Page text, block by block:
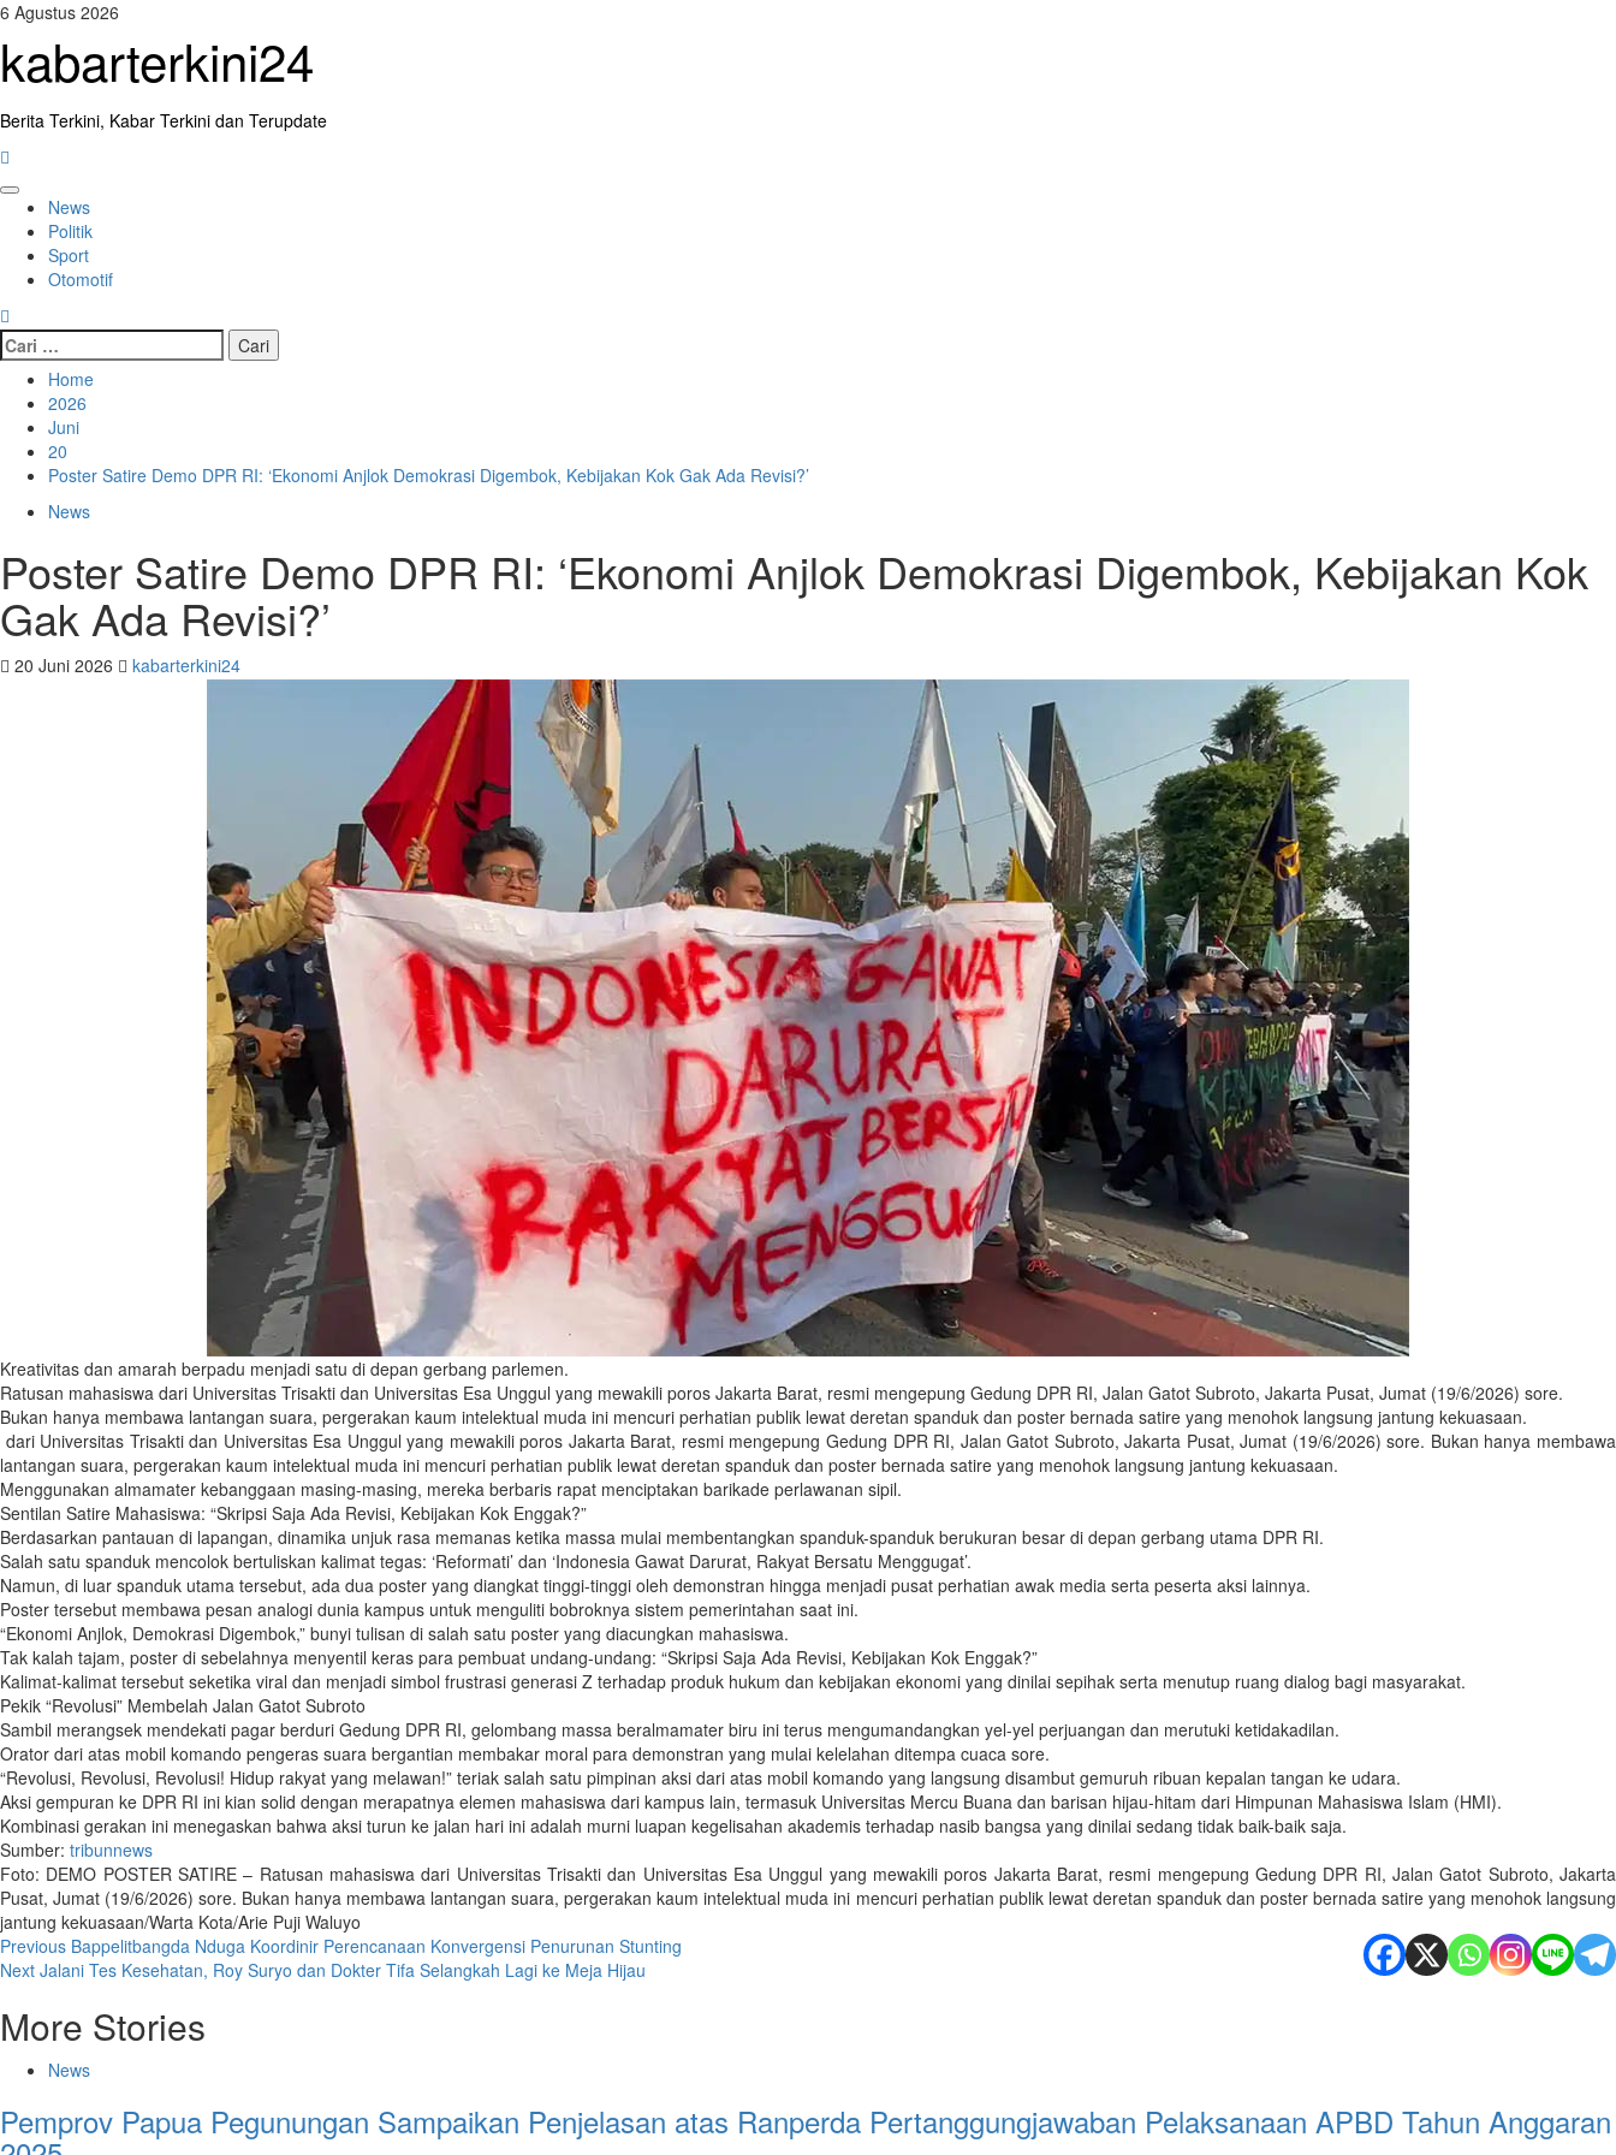
Skip
content
6 Agustus 2026
kabarterkini24
Berita Terkini, Kabar Terkini dan Terupdate
Primary
Menu
News
Politik
Sport
Otomotif
Cari
untuk:
Home
2026
Juni
20
Poster Satire Demo DPR RI: ‘Ekonomi Anjlok Demokrasi Digembok, Kebijakan Kok Gak Ada Revisi?’
News
Poster Satire Demo DPR RI: ‘Ekonomi Anjlok Demokrasi Digembok, Kebijakan Kok
Gak Ada Revisi?’
20 Juni 2026 kabarterkini24
Kreativitas dan amarah berpadu menjadi satu di depan gerbang parlemen.
Ratusan mahasiswa dari Universitas Trisakti dan Universitas Esa Unggul yang mewakili poros Jakarta Barat, resmi mengepung Gedung DPR RI, Jalan Gatot Subroto, Jakarta Pusat, Jumat (19/6/2026) sore.
Bukan hanya membawa lantangan suara, pergerakan kaum intelektual muda ini mencuri perhatian publik lewat deretan spanduk dan poster bernada satire yang menohok langsung jantung kekuasaan.
dari Universitas Trisakti dan Universitas Esa Unggul yang mewakili poros Jakarta Barat, resmi mengepung Gedung DPR RI, Jalan Gatot Subroto, Jakarta Pusat, Jumat (19/6/2026) sore. Bukan hanya membawa
lantangan suara, pergerakan kaum intelektual muda ini mencuri perhatian publik lewat deretan spanduk dan poster bernada satire yang menohok langsung jantung kekuasaan.
Menggunakan almamater kebanggaan masing-masing, mereka berbaris rapat menciptakan barikade perlawanan sipil.
Sentilan Satire Mahasiswa: “Skripsi Saja Ada Revisi, Kebijakan Kok Enggak?”
Berdasarkan pantauan di lapangan, dinamika unjuk rasa memanas ketika massa mulai membentangkan spanduk-spanduk berukuran besar di depan gerbang utama DPR RI.
Salah satu spanduk mencolok bertuliskan kalimat tegas: ‘Reformati’ dan ‘Indonesia Gawat Darurat, Rakyat Bersatu Menggugat’.
Namun, di luar spanduk utama tersebut, ada dua poster yang diangkat tinggi-tinggi oleh demonstran hingga menjadi pusat perhatian awak media serta peserta aksi lainnya.
Poster tersebut membawa pesan analogi dunia kampus untuk menguliti bobroknya sistem pemerintahan saat ini.
“Ekonomi Anjlok, Demokrasi Digembok,” bunyi tulisan di salah satu poster yang diacungkan mahasiswa.
Tak kalah tajam, poster di sebelahnya menyentil keras para pembuat undang-undang: “Skripsi Saja Ada Revisi, Kebijakan Kok Enggak?”
Kalimat-kalimat tersebut seketika viral dan menjadi simbol frustrasi generasi Z terhadap produk hukum dan kebijakan ekonomi yang dinilai sepihak serta menutup ruang dialog bagi masyarakat.
Pekik “Revolusi” Membelah Jalan Gatot Subroto
Sambil merangsek mendekati pagar berduri Gedung DPR RI, gelombang massa beralmamater biru ini terus mengumandangkan yel-yel perjuangan dan merutuki ketidakadilan.
Orator dari atas mobil komando pengeras suara bergantian membakar moral para demonstran yang mulai kelelahan ditempa cuaca sore.
“Revolusi, Revolusi, Revolusi! Hidup rakyat yang melawan!” teriak salah satu pimpinan aksi dari atas mobil komando yang langsung disambut gemuruh ribuan kepalan tangan ke udara.
Aksi gempuran ke DPR RI ini kian solid dengan merapatnya elemen mahasiswa dari kampus lain, termasuk Universitas Mercu Buana dan barisan hijau-hitam dari Himpunan Mahasiswa Islam (HMI).
Kombinasi gerakan ini menegaskan bahwa aksi turun ke jalan hari ini adalah murni luapan kegelisahan akademis terhadap nasib bangsa yang dinilai sedang tidak baik-baik saja.
Sumber: tribunnews
Foto: DEMO POSTER SATIRE – Ratusan mahasiswa dari Universitas Trisakti dan Universitas Esa Unggul yang mewakili poros Jakarta Barat, resmi mengepung Gedung DPR RI, Jalan Gatot Subroto, Jakarta
Pusat, Jumat (19/6/2026) sore. Bukan hanya membawa lantangan suara, pergerakan kaum intelektual muda ini mencuri perhatian publik lewat deretan spanduk dan poster bernada satire yang menohok langsung
jantung kekuasaan/Warta Kota/Arie Puji Waluyo
Post
navigation
Previous Bappelitbangda Nduga Koordinir Perencanaan Konvergensi Penurunan Stunting
Next Jalani Tes Kesehatan, Roy Suryo dan Dokter Tifa Selangkah Lagi ke Meja Hijau
More Stories
News
Pemprov Papua Pegunungan Sampaikan Penjelasan atas Ranperda Pertanggungjawaban Pelaksanaan APBD Tahun Anggaran